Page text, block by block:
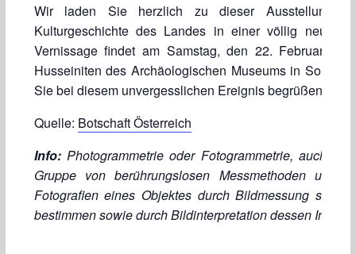
Wir laden Sie herzlich zu dieser Ausstellung
Kulturgeschichte des Landes in einer völlig neuen
Vernissage findet am Samstag, den 22. Februar
Husseiniten des Archäologischen Museums in Sousse
Sie bei diesem unvergesslichen Ereignis begrüßen zu
Quelle: Botschaft Österreich
Info:Photogrammetrie oder Fotogrammetrie, auch
Gruppe von berührungslosen Messmethoden und
Fotografien eines Objektes durch Bildmessung
bestimmen sowie durch Bildinterpretation dessen Inhalt